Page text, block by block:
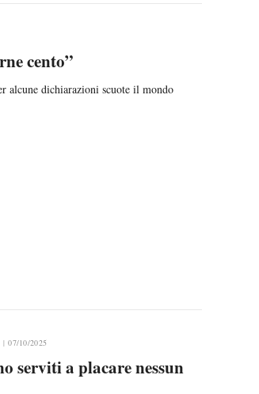
cento”
alcune dichiarazioni scuote il mondo
07/10/2025
serviti a placare nessun